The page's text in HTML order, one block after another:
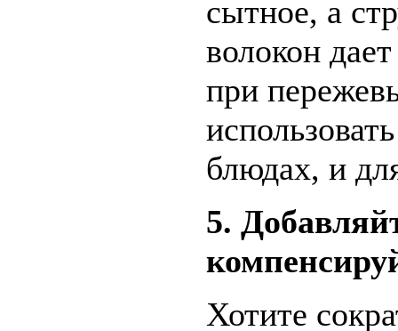
сытное, а
волокон
при
блюдах, и
5.
Хотите